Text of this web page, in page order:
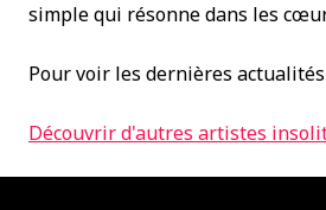
simple qui résonne dans les
Pour voir les dernières
Découvrir d'autres artistes